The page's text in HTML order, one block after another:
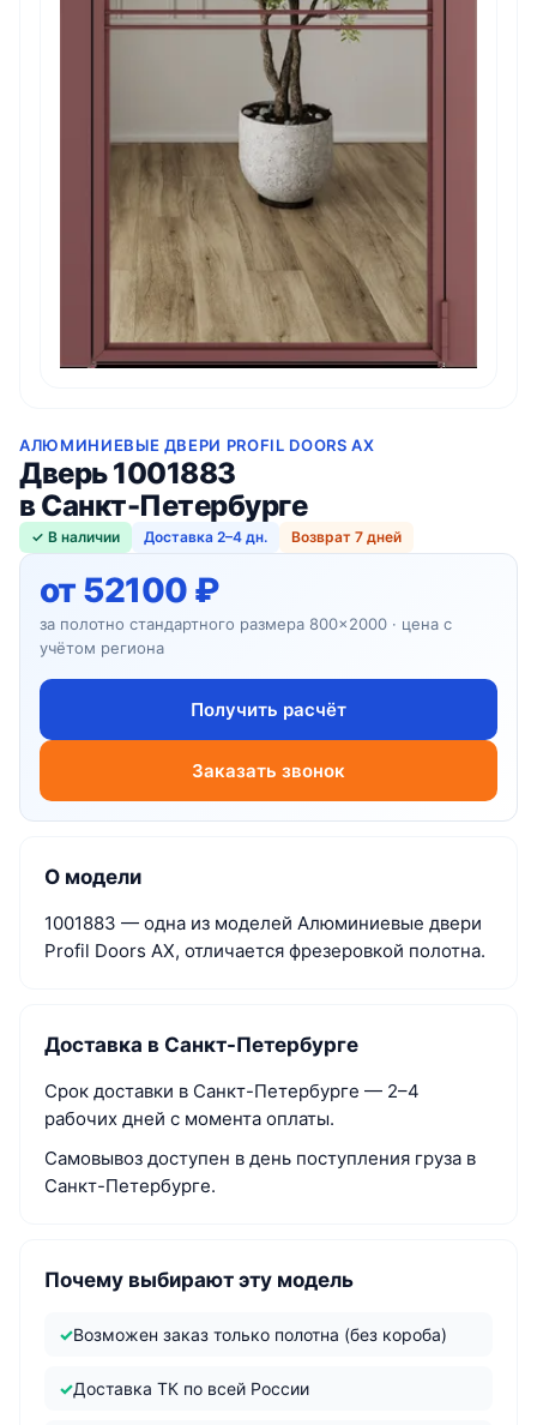
АЛЮМИНИЕВЫЕ ДВЕРИ PROFIL DOORS AX
Дверь 1001883
в Санкт-Петербурге
✓ В наличии Доставка 2–4 дн. Возврат 7 дней
от 52100 ₽
за полотно стандартного размера 800×2000 · цена с
учётом региона
Получить расчёт
Заказать звонок
О модели
1001883 — одна из моделей Алюминиевые двери
Profil Doors AX, отличается фрезеровкой полотна.
Доставка в Санкт-Петербурге
Срок доставки в Санкт-Петербурге — 2–4
рабочих дней с момента оплаты.
Самовывоз доступен в день поступления груза в
Санкт-Петербурге.
Почему выбирают эту модель
Возможен заказ только полотна (без короба)
Доставка ТК по всей России